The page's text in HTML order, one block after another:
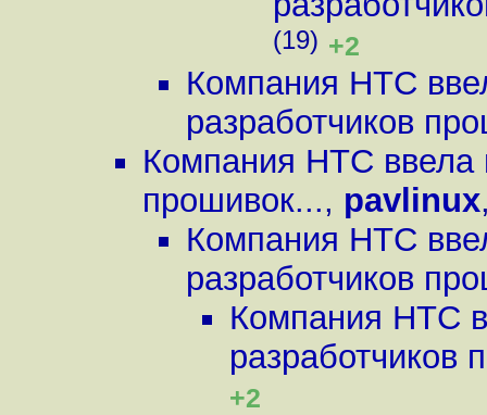
(19) +2
Компания HTC
разработчиков
Компания HTC ввела
прошивок..., pavlinux
Компания HTC
разработчиков
Компания HTC
разработчиков
+2